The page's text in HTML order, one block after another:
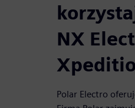
NX
Polar Electro